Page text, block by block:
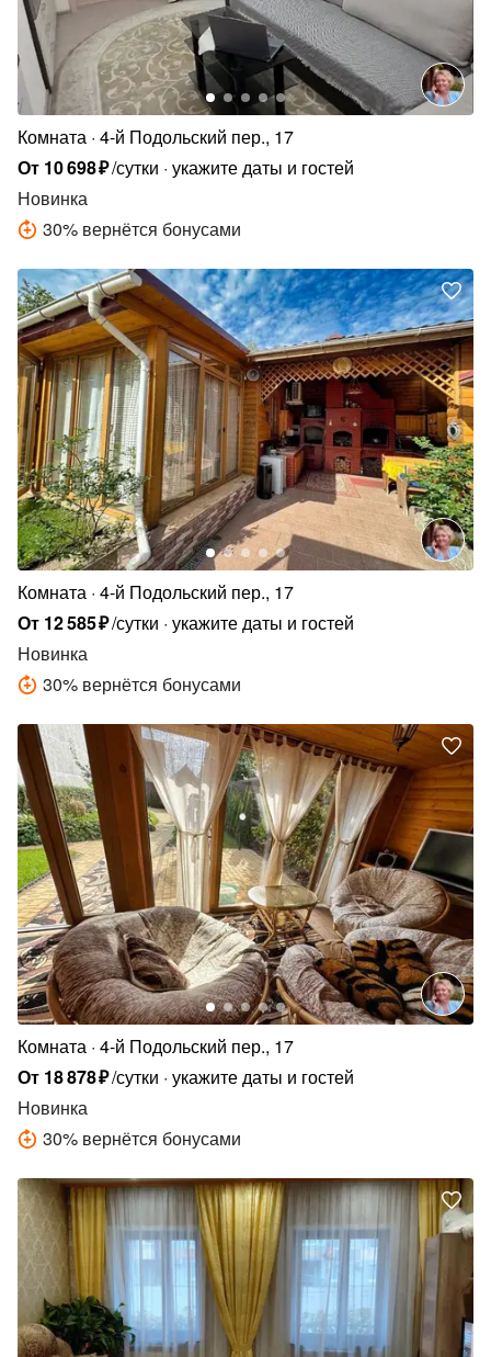
Комната 4-й Подольский пер., 17
От 10698₽/сутки укажите даты и гостей
Новинка
30% вернётся бонусами
Комната 4-й Подольский пер., 17
От 12585₽/сутки укажите даты и гостей
Новинка
30% вернётся бонусами
Комната 4-й Подольский пер., 17
От 18878₽/сутки укажите даты и гостей
Новинка
30% вернётся бонусами